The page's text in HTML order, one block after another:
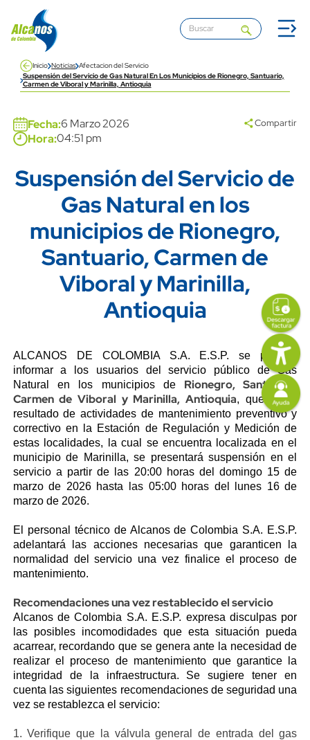
Pasar al contenido principal
Inicio Noticias Afectacion del Servicio
Suspensión del Servicio de Gas Natural En Los Municipios de Rionegro, Santuario,
Carmen de Viboral y Marinilla, Antioquia
Fecha:6 Marzo 2026
Hora:04:51 pm
Compartir
Title
Suspensión del Servicio de
Gas Natural en los
municipios de Rionegro,
Santuario, Carmen de
Viboral y Marinilla,
Antioquia
Content
Descripción
ALCANOS DE COLOMBIA S.A. E.S.P. se permite
informar a los usuarios del servicio público de Gas
Natural en los municipios de Rionegro, Santuario,
Carmen de Viboral y Marinilla, Antioquia, que como
resultado de actividades de mantenimiento preventivo y
correctivo en la Estación de Regulación y Medición de
estas localidades, la cual se encuentra localizada en el
municipio de Marinilla, se presentará suspensión en el
servicio a partir de las 20:00 horas del domingo 15 de
marzo de 2026 hasta las 05:00 horas del lunes 16 de
marzo de 2026.
El personal técnico de Alcanos de Colombia S.A. E.S.P.
adelantará las acciones necesarias que garanticen la
normalidad del servicio una vez finalice el proceso de
mantenimiento.
Recomendaciones una vez restablecido el servicio
Alcanos de Colombia S.A. E.S.P. expresa disculpas por
las posibles incomodidades que esta situación pueda
acarrear, recordando que se genera ante la necesidad de
realizar el proceso de mantenimiento que garantice la
integridad de la infraestructura. Se sugiere tener en
cuenta las siguientes recomendaciones de seguridad una
vez se restablezca el servicio:
1. Verifique que la válvula general de entrada del gas
icon
Imagen
link
Imagen
Imagen